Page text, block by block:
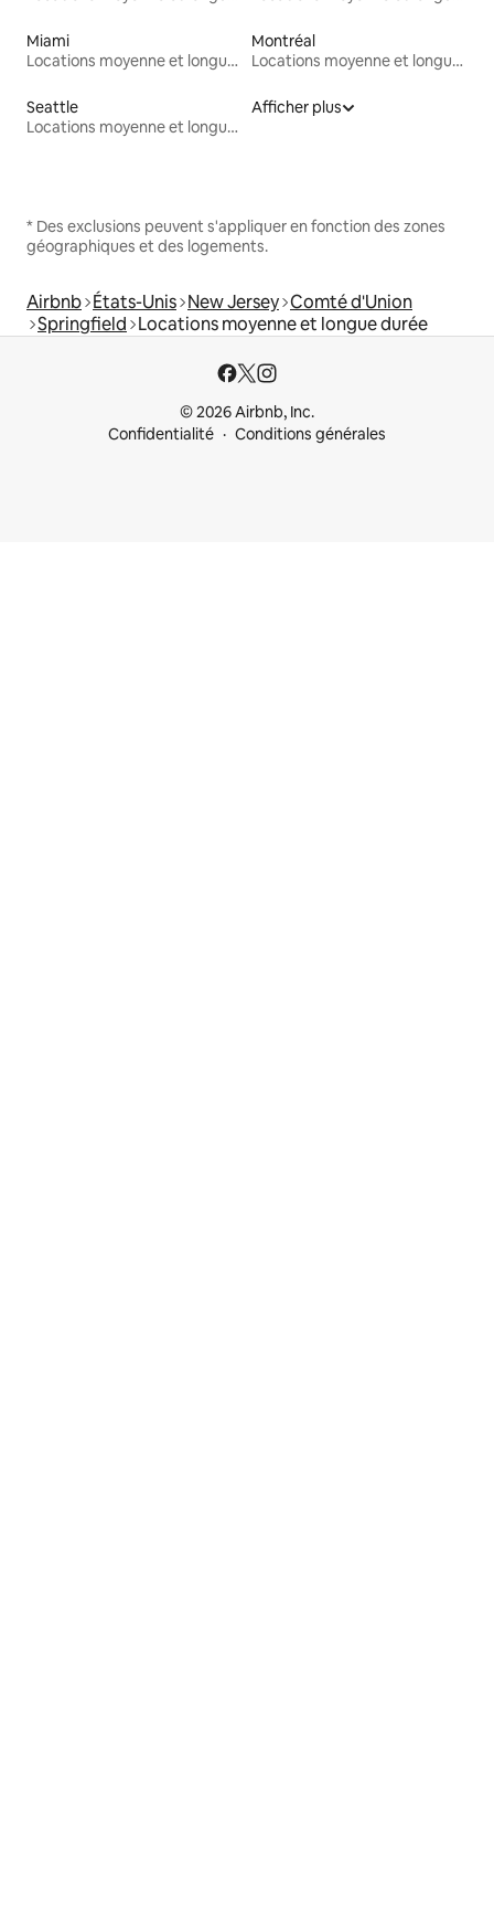
Miami
Locations moyenne et longue durée
Montréal
Locations moyenne et longue durée
Seattle
Locations moyenne et longue durée
Afficher plus
* Des exclusions peuvent s'appliquer en fonction des zones
géographiques et des logements.
Airbnb États-Unis New Jersey Comté d'Union
Springfield Locations moyenne et longue durée
© 2026 Airbnb, Inc.
Confidentialité
Conditions générales